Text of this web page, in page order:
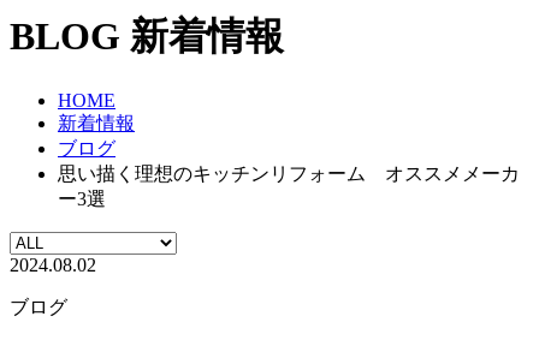
BLOG 新着情報
HOME
新着情報
ブログ
思い描く理想のキッチンリフォーム オススメメーカ
ー3選
2024.08.02
ブログ